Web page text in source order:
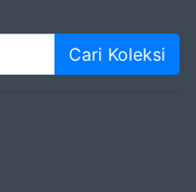
Cari Koleksi